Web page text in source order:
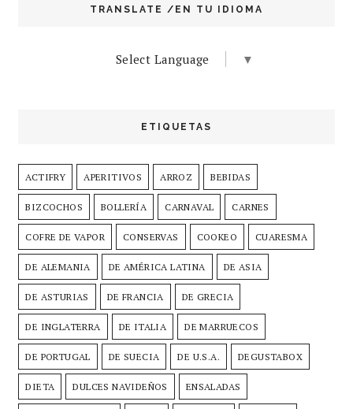
TRANSLATE /EN TU IDIOMA
Select Language ▼
ETIQUETAS
ACTIFRY APERITIVOS ARROZ BEBIDAS
BIZCOCHOS BOLLERÍA CARNAVAL CARNES
COFRE DE VAPOR CONSERVAS COOKEO CUARESMA
DE ALEMANIA DE AMÉRICA LATINA DE ASIA
DE ASTURIAS DE FRANCIA DE GRECIA
DE INGLATERRA DE ITALIA DE MARRUECOS
DE PORTUGAL DE SUECIA DE U.S.A. DEGUSTABOX
DIETA DULCES NAVIDEÑOS ENSALADAS